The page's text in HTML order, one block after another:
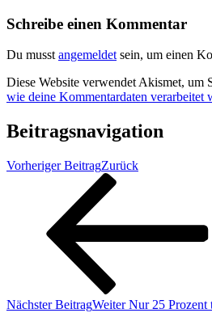
Schreibe einen Kommentar
Du musst angemeldet sein, um einen
Diese Website verwendet Akismet, um
wie deine Kommentardaten verarbeitet
Beitragsnavigation
Vorheriger BeitragZurück
Nächster BeitragWeiter Nur 25 Prozent